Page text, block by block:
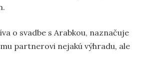
o svadbe s Arabkou, naznačuje
partnerovi nejakú výhradu, ale